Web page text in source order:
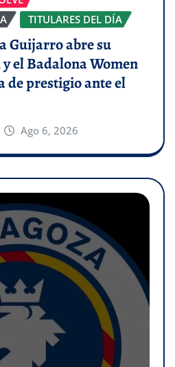
TITULARES DEL DÍA
Guijarro abre su
el Badalona Women
prestigio ante el
Ago 6, 2026